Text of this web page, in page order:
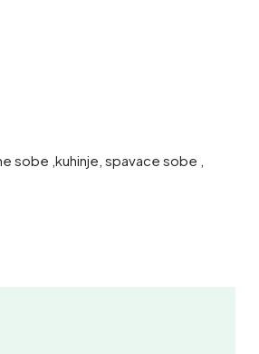
sobe ,kuhinje, spavace sobe ,